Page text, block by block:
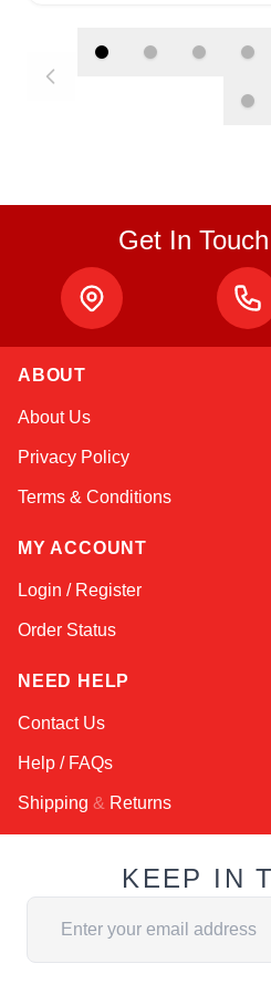
Get In
ABOUT
About Us
Privacy Policy
Terms & Conditions
MY ACCOUNT
Login / Register
Order Status
NEED HELP
Contact Us
Help / FAQs
Shipping & Returns
KEEP IN
Email Address